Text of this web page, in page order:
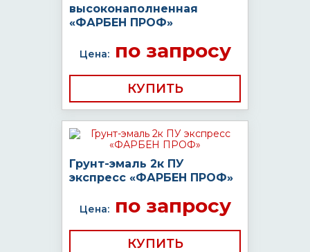
высоконаполненная
«ФАРБЕН ПРОФ»
Цена:по запросу
КУПИТЬ
Грунт-эмаль 2к ПУ
экспресс «ФАРБЕН ПРОФ»
Цена:по запросу
КУПИТЬ